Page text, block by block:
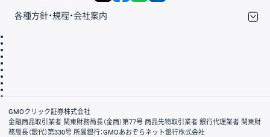
各種方針・規程・会社案内
会社案内
GMOクリック証券株式会社
金融商品取引業者 関東財務局長（金商）第77号 商品先物取引業者 銀行代理業者 関東財
務局長（銀代）第330号 所属銀行：GMOあおぞらネット銀行株式会社